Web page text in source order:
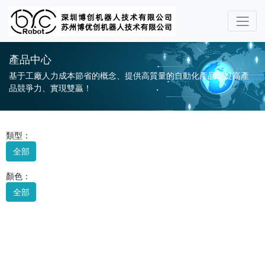
產品中心
基于工廠人力成本節省的概念、提供高質量的自動化產品、提高產
品競爭力、實現雙贏！
類型：
全部
顏色：
全部